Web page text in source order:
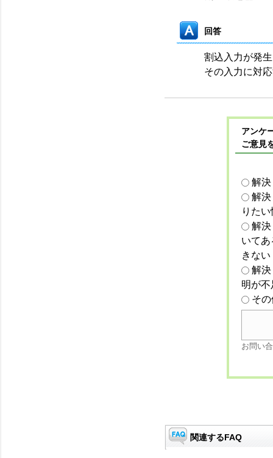
回答
割込入力が発
その入力に対
アンケ
ご意見
解
解
りた
解
いて
きない
解
明が
そ
お問い
関連するFAQ